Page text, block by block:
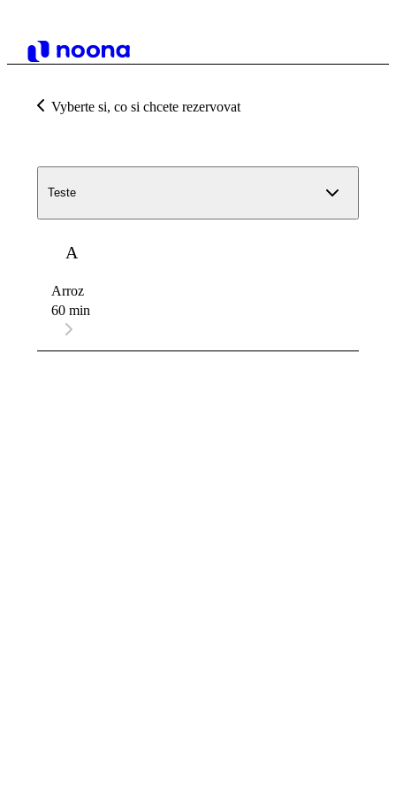
Vyberte si, co si chcete rezervovat
Teste
A
Arroz
60 min